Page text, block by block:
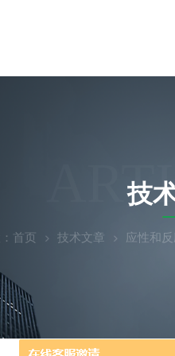
技
首页 技术文章 应性和